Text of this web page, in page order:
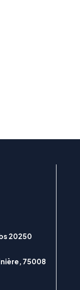
20250
75008